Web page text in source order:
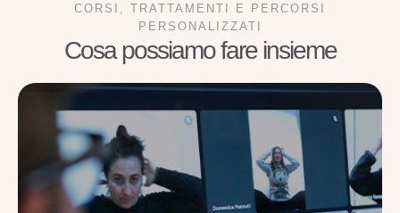
CORSI, TRATTAMENTI E PERCORSI
PERSONALIZZATI
Cosa possiamo fare insieme